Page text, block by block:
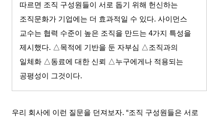
따르면 조직 구성원들이 서로 돕기 위해 헌신하는
조직문화가 기업에는 더 효과적일 수 있다.사이먼스
교수는 협력 수준이 높은 조직을 만드는 4가지 특성을
제시했다. △목적에 기반을 둔 자부심 △조직과의
일체화 △동료에 대한 신뢰 △누구에게나 적용되는
공평성이 그것이다.
우리 회사에 이런 질문을 던져보자. “조직 구성원들은 서로